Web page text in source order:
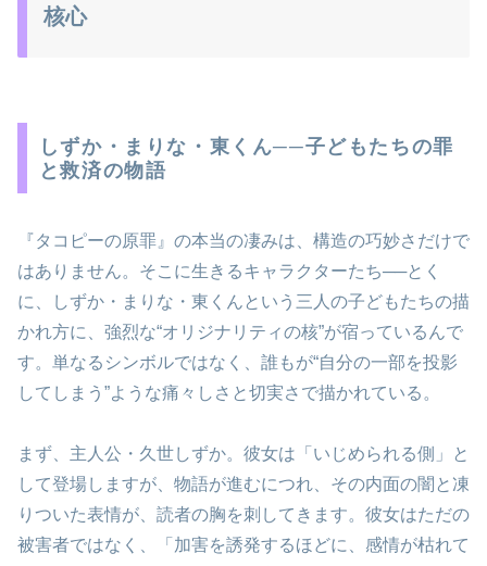
核心
しずか・まりな・東くん──子どもたちの罪
と救済の物語
『タコピーの原罪』の本当の凄みは、構造の巧妙さだけで
はありません。そこに生きるキャラクターたち──とく
に、しずか・まりな・東くんという三人の子どもたちの描
かれ方に、強烈な“オリジナリティの核”が宿っているんで
す。単なるシンボルではなく、誰もが“自分の一部を投影
してしまう”ような痛々しさと切実さで描かれている。
まず、主人公・久世しずか。彼女は「いじめられる側」と
して登場しますが、物語が進むにつれ、その内面の闇と凍
りついた表情が、読者の胸を刺してきます。彼女はただの
被害者ではなく、「加害を誘発するほどに、感情が枯れて